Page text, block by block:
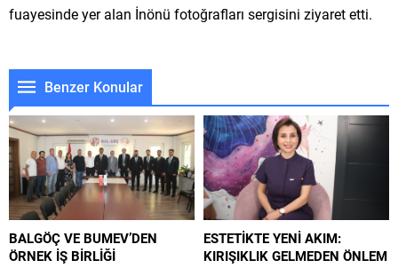
fuayesinde yer alan İnönü fotoğrafları sergisini ziyaret etti.
Benzer Konular
BALGÖÇ VE BUMEV’DEN
ÖRNEK İŞ BİRLİĞİ
ESTETİKTE YENİ AKIM:
KIRIŞIKLIK GELMEDEN ÖNLEM